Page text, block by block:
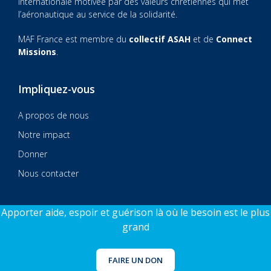
Apporter aide, espoir et guérison là où le besoin est le plus
grand
FAIRE UN DON
l’aéronautique au service de la solidarité.
MAF France est membre du collectif ASAH et de Connect
Missions.
Impliquez-vous
A propos de nous
Notre impact
Donner
Nous contacter